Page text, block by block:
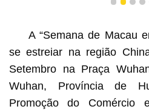
1 2 3 4
A “Semana de Macau
se estreiar na região
Setembro na Praça
Wuhan, Província de
Promoção do Comércio